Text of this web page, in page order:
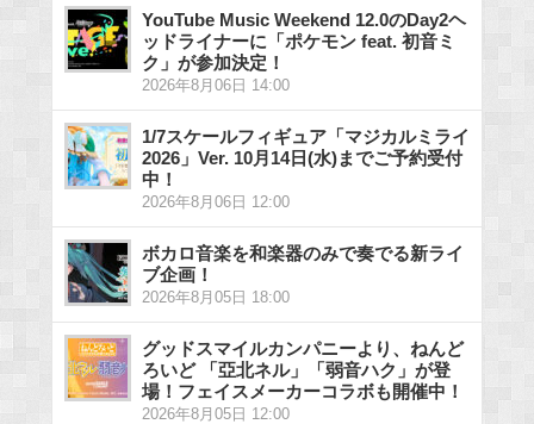
YouTube Music Weekend 12.0のDay2ヘ
ッドライナーに「ポケモン feat. 初音ミ
ク」が参加決定！
2026年8月06日 14:00
1/7スケールフィギュア「マジカルミライ
2026」Ver. 10月14日(水)までご予約受付
中！
2026年8月06日 12:00
ボカロ音楽を和楽器のみで奏でる新ライ
ブ企画！
2026年8月05日 18:00
グッドスマイルカンパニーより、ねんど
ろいど 「亞北ネル」「弱音ハク」が登
場！フェイスメーカーコラボも開催中！
2026年8月05日 12:00